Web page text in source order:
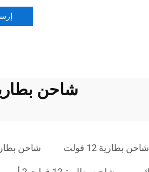
شاحن بطارية 12
شاحن بطارية 12 فولت شاحن بطارية